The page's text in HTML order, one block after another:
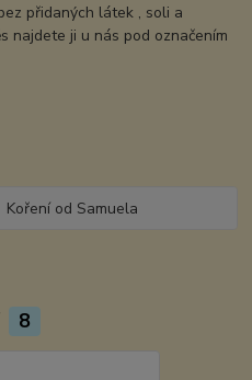
přidaných látek , soli a
najdete ji u nás pod označením
Koření od Samuela
8